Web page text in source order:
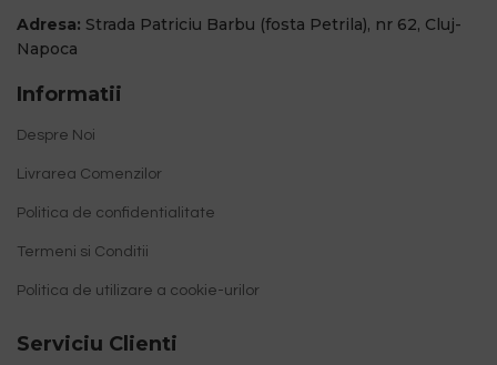
Adresa: Strada Patriciu Barbu (fosta Petrila), nr 62, Cluj-
Napoca
Informatii
Despre Noi
Livrarea Comenzilor
Politica de confidentialitate
Termeni si Conditii
Politica de utilizare a cookie-urilor
Serviciu Clienti